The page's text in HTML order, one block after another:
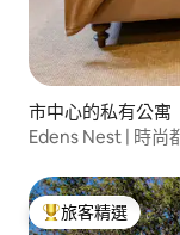
市中心的私有公寓
Edens Nest | 時尚
旅客精選榜首
旅客精選